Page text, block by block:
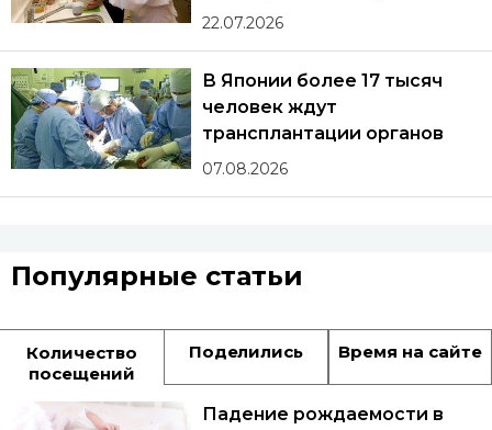
22.07.2026
В Японии более 17 тысяч
человек ждут
трансплантации органов
07.08.2026
Популярные статьи
Количество
посещений
Поделились Время на сайте
Падение рождаемости в